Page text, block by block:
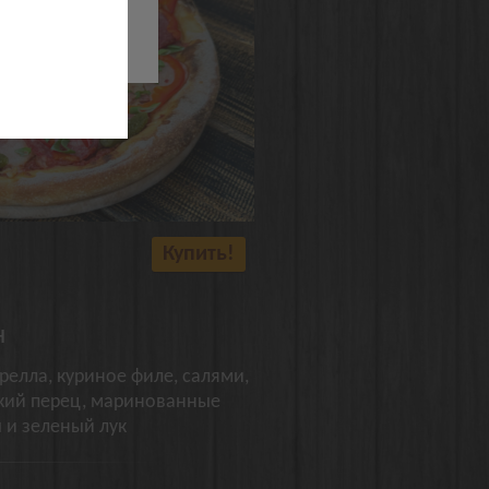
куриное филе, салями,
перец, маринованные
зеленый лук